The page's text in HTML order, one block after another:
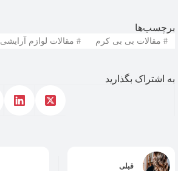
برچسب‌ها
#مقالات بی بی کرم #مقالات لوازم آرایشی
به اشتراک بگذارید
قبلی